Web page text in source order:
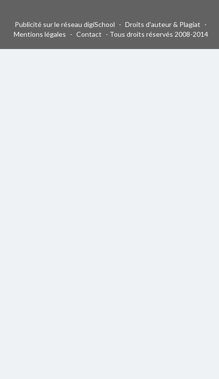
Publicité sur le réseau digiSchool - Droits d'auteur & Plagiat -
Mentions légales - Contact - Tous droits réservés 2008-2014